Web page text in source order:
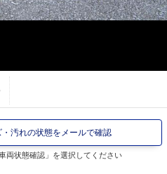
汚れの状態をメールで確認
両状態確認」を選択してください